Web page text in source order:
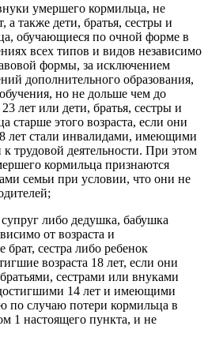
умершего кормильца, не
а также дети, братья, сестры и
обучающиеся по очной форме в
всех типов и видов независимо
формы, за исключением
дополнительного образования,
но не дольше чем до
лет или дети, братья, сестры и
старше этого возраста, если они
лет стали инвалидами, имеющими
трудовой деятельности. При этом
кормильца признаются
семьи при условии, что они не
либо дедушка, бабушка
от возраста и
брат, сестра либо ребенок
возраста 18 лет, если они
сестрами или внуками
14 лет и имеющими
по случаю потери кормильца в
1 настоящего пункта, и не